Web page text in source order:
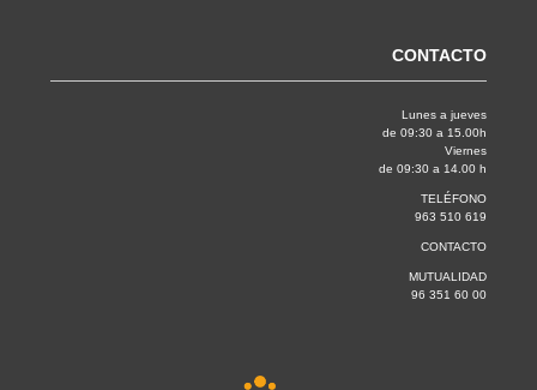
CONTACTO
Lunes a jueves
de 09:30 a 15.00h
Viernes
de 09:30 a 14.00 h
TELÉFONO
963 510 619
CONTACTO
MUTUALIDAD
96 351 60 00